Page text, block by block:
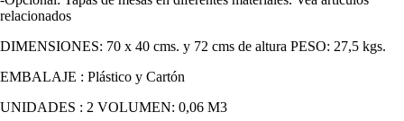
relacionados
DIMENSIONES: 70 x 40 cms. y 72 cms de altura PESO: 27,5 kgs.
EMBALAJE : Plástico y Cartón
UNIDADES : 2 VOLUMEN: 0,06 M3